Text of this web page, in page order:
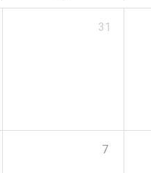
31
7